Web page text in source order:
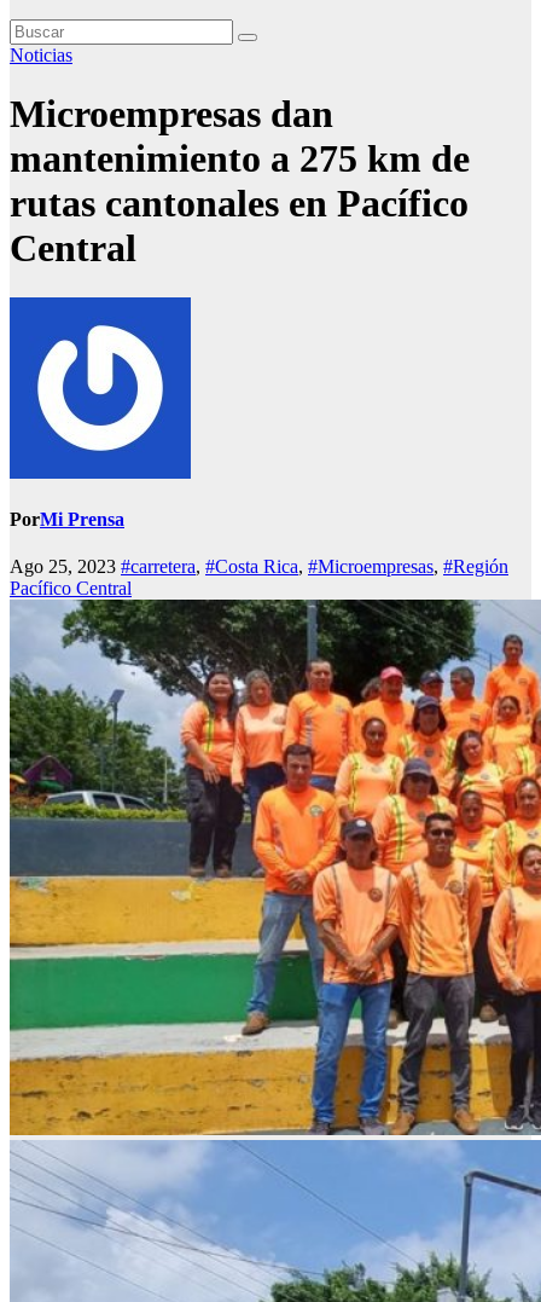
Noticias
Microempresas dan
mantenimiento a 275 km de
rutas cantonales en Pacífico
Central
PorMi Prensa
Ago 25, 2023 #carretera, #Costa Rica, #Microempresas, #Región
Pacífico Central